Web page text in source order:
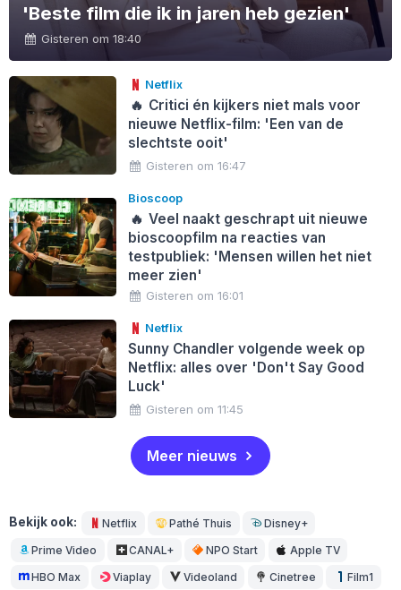
'Beste film die ik in jaren heb gezien'
Gisteren om 18:40
Netflix
🔥 Critici én kijkers niet mals voor
nieuwe Netflix-film: 'Een van de
slechtste ooit'
Gisteren om 16:47
Bioscoop
🔥 Veel naakt geschrapt uit nieuwe
bioscoopfilm na reacties van
testpubliek: 'Mensen willen het niet
meer zien'
Gisteren om 16:01
Netflix
Sunny Chandler volgende week op
Netflix: alles over 'Don't Say Good
Luck'
Gisteren om 11:45
Meer nieuws
Bekijk ook: Netflix Pathé Thuis Disney+
Prime Video CANAL+ NPO Start Apple TV
HBO Max Viaplay Videoland Cinetree Film1